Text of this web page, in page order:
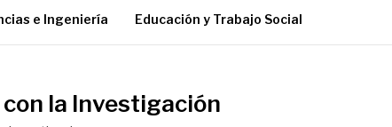
e Ingeniería Educación y Trabajo Social
la Investigación